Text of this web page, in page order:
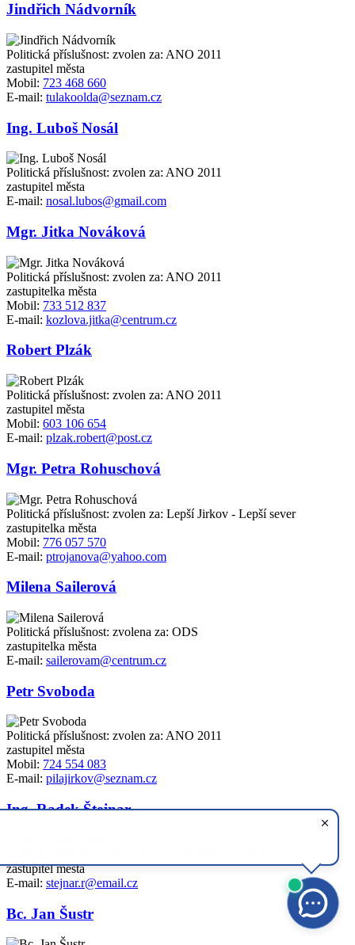
Jindřich Nádvorník
Politická příslušnost: zvolen za: ANO 2011
zastupitel města
Mobil: 723 468 660
E-mail: tulakoolda@seznam.cz
Ing. Luboš Nosál
Politická příslušnost: zvolen za: ANO 2011
zastupitel města
E-mail: nosal.lubos@gmail.com
Mgr. Jitka Nováková
Politická příslušnost: zvolen za: ANO 2011
zastupitelka města
Mobil: 733 512 837
E-mail: kozlova.jitka@centrum.cz
Robert Plzák
Politická příslušnost: zvolen za: ANO 2011
zastupitel města
Mobil: 603 106 654
E-mail: plzak.robert@post.cz
Mgr. Petra Rohuschová
Politická příslušnost: zvolen za: Lepší Jirkov - Lepší sever
zastupitelka města
Mobil: 776 057 570
E-mail: ptrojanova@yahoo.com
Milena Sailerová
Politická příslušnost: zvolena za: ODS
zastupitelka města
E-mail: sailerovam@centrum.cz
Petr Svoboda
Politická příslušnost: zvolen za: ANO 2011
zastupitel města
Mobil: 724 554 083
E-mail: pilajirkov@seznam.cz
Ing. Radek Štejnar
zastupitel města
E-mail: stejnar.r@email.cz
Bc. Jan Šustr